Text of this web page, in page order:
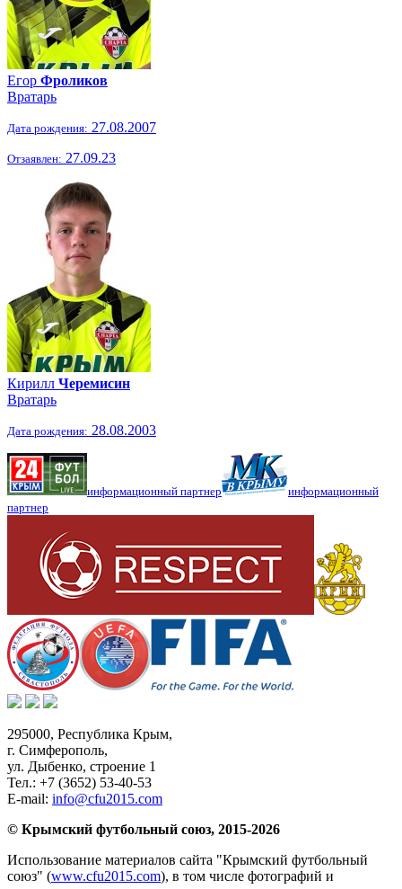
Егор Фроликов
Вратарь
Дата рождения: 27.08.2007
Отзаявлен: 27.09.23
Кирилл Черемисин
Вратарь
Дата рождения: 28.08.2003
информационный партнер
информационный
партнер
295000, Республика Крым,
г. Симферополь,
ул. Дыбенко, строение 1
Тел.: +7 (3652) 53-40-53
E-mail: info@cfu2015.com
© Крымский футбольный союз, 2015-2026
Использование материалов сайта "Крымский футбольный
союз" (www.cfu2015.com), в том числе фотографий и